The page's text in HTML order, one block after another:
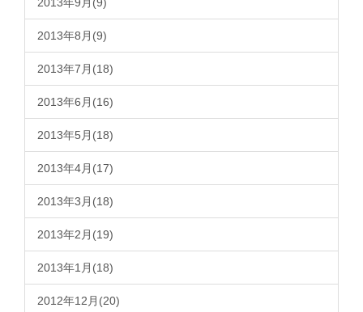
2013年8月(9)
2013年7月(18)
2013年6月(16)
2013年5月(18)
2013年4月(17)
2013年3月(18)
2013年2月(19)
2013年1月(18)
2012年12月(20)